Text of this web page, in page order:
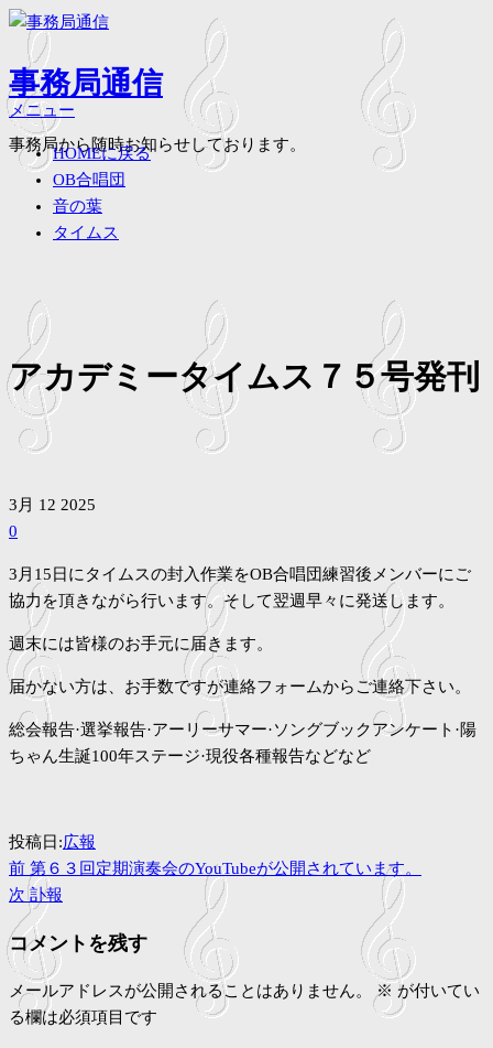
コ
テ
ン
ツ
へ
事務局通信
事務局から随時お知らせしております。
メニュー
HOMEに戻る
OB合唱団
音の葉
タイムス
アカデミータイムス７５号発刊
3月 12 2025
0
3月15日にタイムスの封入作業をOB合唱団練習後メンバーにご
協力を頂きながら行います。そして翌週早々に発送します。
週末には皆様のお手元に届きます。
届かない方は、お手数ですが連絡フォームからご連絡下さい。
総会報告·選挙報告·アーリーサマー·ソングブックアンケート·陽
ちゃん生誕100年ステージ·現役各種報告などなど
投稿日:広報
投
稿
ナ
ビ
ゲ
過
去
の
投
稿
前 第６３回定期演奏会のYouTubeが公開されています。
次
の
投
稿
次 訃報
コメントを残す
メールアドレスが公開されることはありません。 ※ が付いてい
る欄は必須項目です